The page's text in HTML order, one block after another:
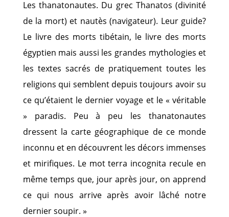
Les thanatonautes. Du grec Thanatos (divinité
de la mort) et nautès (navigateur). Leur guide?
Le livre des morts tibétain, le livre des morts
égyptien mais aussi les grandes mythologies et
les textes sacrés de pratiquement toutes les
religions qui semblent depuis toujours avoir su
ce qu’étaient le dernier voyage et le « véritable
» paradis. Peu à peu les thanatonautes
dressent la carte géographique de ce monde
inconnu et en découvrent les décors immenses
et mirifiques. Le mot terra incognita recule en
même temps que, jour après jour, on apprend
ce qui nous arrive après avoir lâché notre
dernier soupir. »